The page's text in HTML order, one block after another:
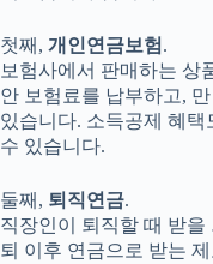
첫째, 개인연금보험 .
보험사에서 판매하는 상
안 보험료를 납부하고,
있습니다. 소득공제 혜
수 있습니다.
둘째, 퇴직연금.
직장인이 퇴직할 때 받
퇴 이후 연금으로 받는